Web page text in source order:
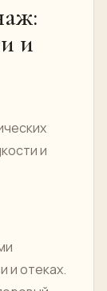
и
и
и отеках.